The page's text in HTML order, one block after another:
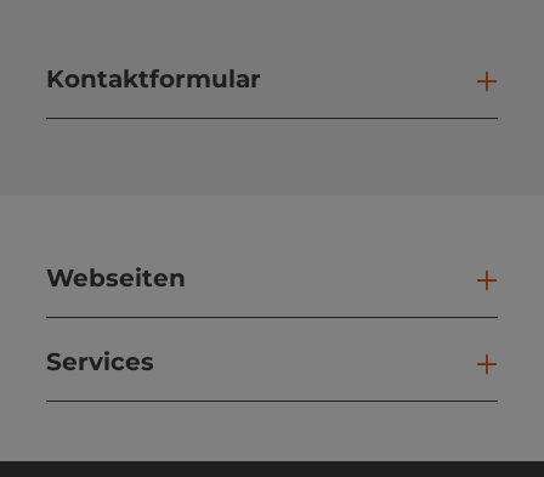
Kontaktformular
Webseiten
Services